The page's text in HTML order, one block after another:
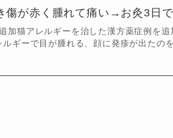
傷が赤く腫れて痛い→お灸3日
加猫アレルギーを治した漢方薬症例を
ルギーで目が腫れる、顔に発疹が出たの